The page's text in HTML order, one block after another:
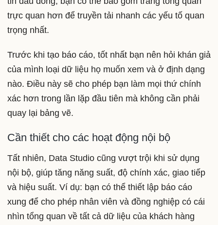
trực quan hơn để truyền tải nhanh các yếu tố quan
trọng nhất.
Trước khi tạo báo cáo, tốt nhất bạn nên hỏi khán giả
của mình loại dữ liệu họ muốn xem và ở định dạng
nào. Điều này sẽ cho phép bạn làm mọi thứ chính
xác hơn trong lần lặp đầu tiên mà không cần phải
quay lại bảng vẽ.
Cần thiết cho các hoạt động nội bộ
Tất nhiên, Data Studio cũng vượt trội khi sử dụng
nội bộ, giúp tăng năng suất, độ chính xác, giao tiếp
và hiệu suất. Ví dụ: bạn có thể thiết lập báo cáo
xung để cho phép nhân viên và đồng nghiệp có cái
nhìn tổng quan về tất cả dữ liệu của khách hàng